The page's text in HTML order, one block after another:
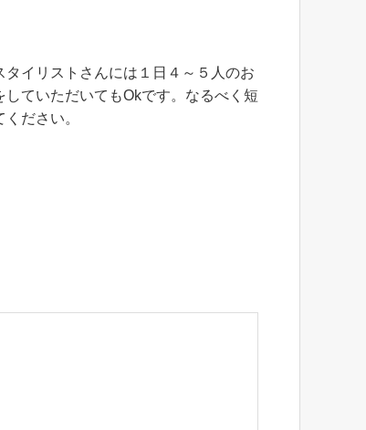
イリストさんには１日４～５人のお
ていただいてもOkです。なるべく短
ださい。